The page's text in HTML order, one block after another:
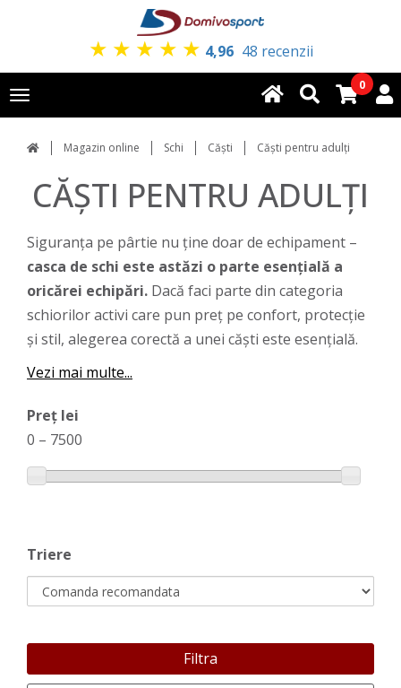
★ ★ ★ ★ ★ 4,96 48 recenzii
Toggle
navigation
0
Magazin online Schi Căști Căști pentru adulți
CĂȘTI PENTRU ADULȚI
Siguranța pe pârtie nu ține doar de echipament –
casca de schi este astăzi o parte esențială a
oricărei echipări. Dacă faci parte din categoria
schiorilor activi care pun preț pe confort, protecție
și stil, alegerea corectă a unei căști este esențială.
Vezi mai multe...
Preț lei
0 – 7500
Triere
Filtra